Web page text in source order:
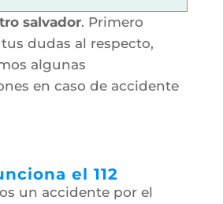
salvador. Primero
dudas al respecto,
algunas
en caso de accidente
el 112
un accidente por el